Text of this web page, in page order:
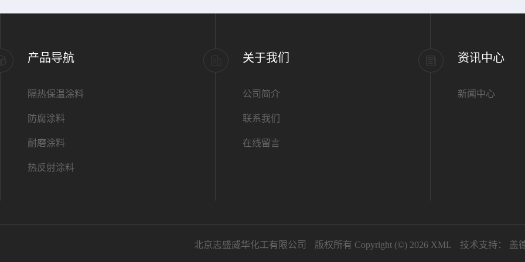
产品导航
隔热保温涂料
防腐涂料
耐磨涂料
热反射涂料
关于我们
公司简介
联系我们
在线留言
资讯中心
新闻中心
北京志盛威华化工有限公司 版权所有 Copyright (©) 2026 XML 技术支持： 盖